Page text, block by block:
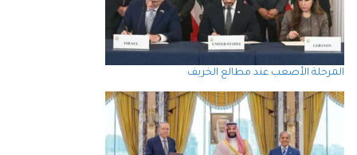
المرحلة الأصعب عند مطالع الخريف